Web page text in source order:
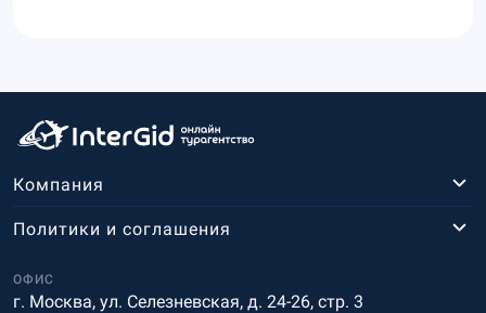
Компания
ОФИС
г. Москва, ул. Селезневская, д. 24-26, стр. 3
Политики и соглашения